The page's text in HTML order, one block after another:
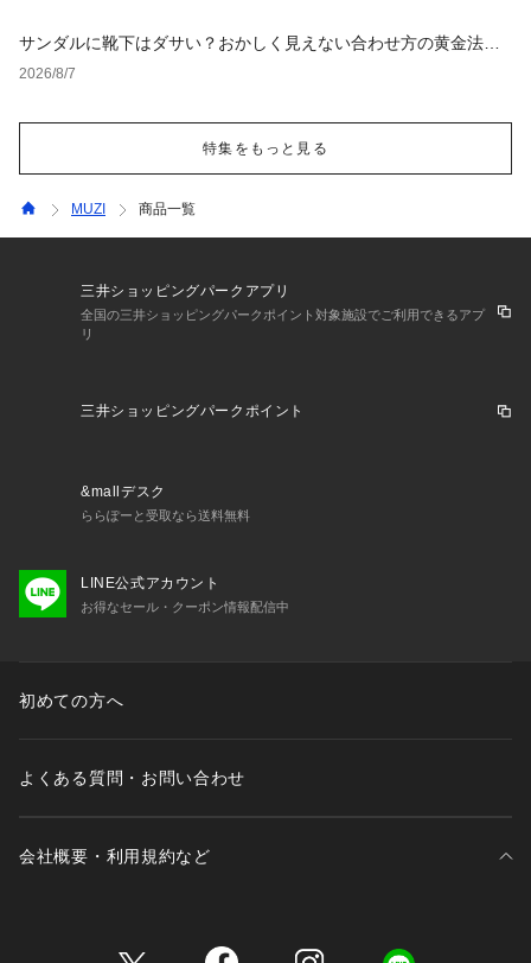
サンダルに靴下はダサい？おかしく見えない合わせ方の黄金法則
と男女別おすすめコーデ
2026/8/7
特集をもっと見る
MUZI 商品一覧
三井ショッピングパークアプリ
全国の三井ショッピングパークポイント対象施設でご利用できるアプ
リ
三井ショッピングパークポイント
&mallデスク
ららぽーと受取なら送料無料
LINE公式アカウント
お得なセール・クーポン情報配信中
初めての方へ
よくある質問・お問い合わせ
会社概要・利用規約など